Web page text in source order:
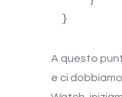
}
A questo
e ci